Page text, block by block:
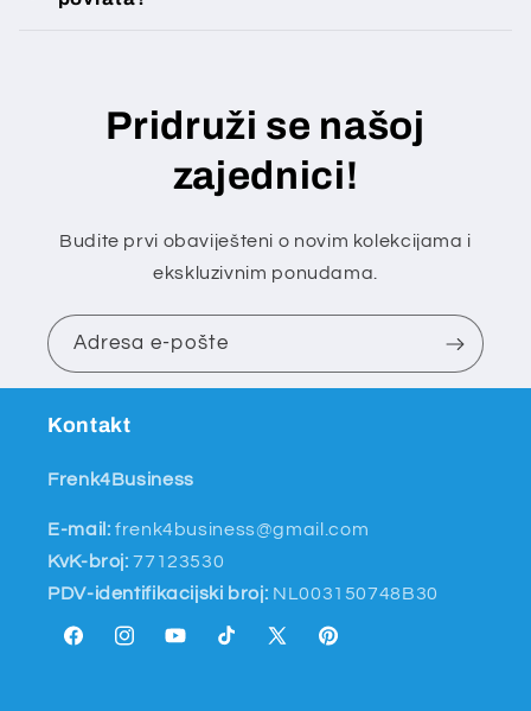
Pridruži se našoj
zajednici!
Budite prvi obaviješteni o novim kolekcijama i
ekskluzivnim ponudama.
Adresa e-pošte
Kontakt
Frenk4Business
E-mail:frenk4business@gmail.com
KvK-broj: 77123530
PDV-identifikacijski broj: NL003150748B30
FacebookInstagramYouTubeTikTok X
Pinterest